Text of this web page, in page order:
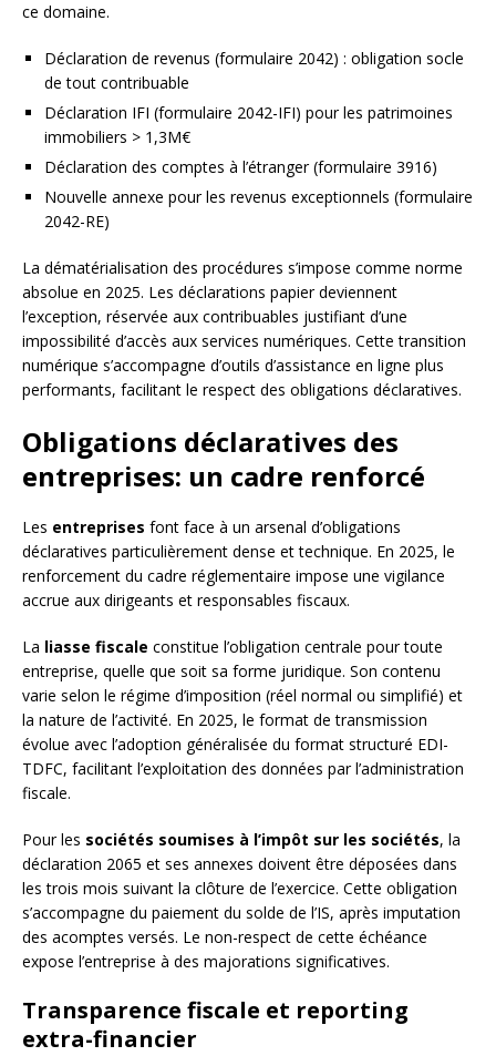
ce domaine.
Déclaration de revenus (formulaire 2042) : obligation socle
de tout contribuable
Déclaration IFI (formulaire 2042-IFI) pour les patrimoines
immobiliers > 1,3M€
Déclaration des comptes à l’étranger (formulaire 3916)
Nouvelle annexe pour les revenus exceptionnels (formulaire
2042-RE)
La dématérialisation des procédures s’impose comme norme
absolue en 2025. Les déclarations papier deviennent
l’exception, réservée aux contribuables justifiant d’une
impossibilité d’accès aux services numériques. Cette transition
numérique s’accompagne d’outils d’assistance en ligne plus
performants, facilitant le respect des obligations déclaratives.
Obligations déclaratives des
entreprises: un cadre renforcé
Les entreprises font face à un arsenal d’obligations
déclaratives particulièrement dense et technique. En 2025, le
renforcement du cadre réglementaire impose une vigilance
accrue aux dirigeants et responsables fiscaux.
La liasse fiscale constitue l’obligation centrale pour toute
entreprise, quelle que soit sa forme juridique. Son contenu
varie selon le régime d’imposition (réel normal ou simplifié) et
la nature de l’activité. En 2025, le format de transmission
évolue avec l’adoption généralisée du format structuré EDI-
TDFC, facilitant l’exploitation des données par l’administration
fiscale.
Pour les sociétés soumises à l’impôt sur les sociétés, la
déclaration 2065 et ses annexes doivent être déposées dans
les trois mois suivant la clôture de l’exercice. Cette obligation
s’accompagne du paiement du solde de l’IS, après imputation
des acomptes versés. Le non-respect de cette échéance
expose l’entreprise à des majorations significatives.
Transparence fiscale et reporting
extra-financier